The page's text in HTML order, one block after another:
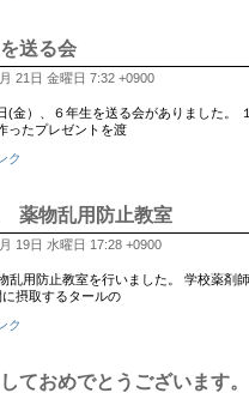
送る会
21日 金曜日 7:32 +0900
(金）、６年生を送る会がありました。
ったプレゼントを渡
ク
薬物乱用防止教室
19日 水曜日 17:28 +0900
乱用防止教室を行いました。 学校薬剤
摂取するタールの
ク
ておめでとうございます。